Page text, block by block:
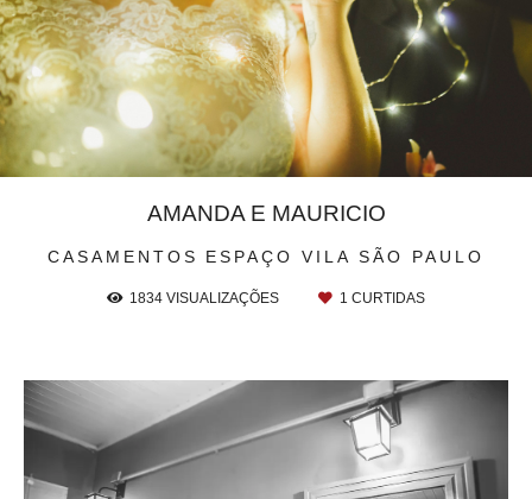
CASAMENTOS ESPAÇO VILA SÃO PAULO
AMANDA E MAURICIO
1834 VISUALIZAÇÕES 1 CURTIDAS